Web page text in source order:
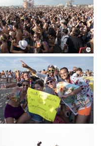
DSC_0298 JOVA
BEACH
PARTY2_PH©TITTI
FABOZZI.JPG
DSC_0326 JOVA